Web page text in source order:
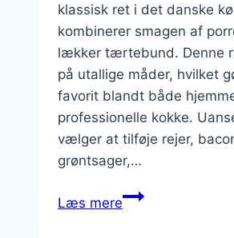
klassisk ret i det danske
kombinerer smagen af
lækker tærtebund. Denne
på utallige måder, hvilket
favorit blandt både
professionelle kokke.
vælger at tilføje rejer,
grøntsager,…
Læs merePorretærte